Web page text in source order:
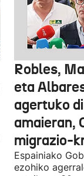
Robles,
eta
agertuko
amaieran,
migrazio-
Espainiako
ezohiko